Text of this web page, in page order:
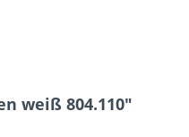
weiß 804.110"